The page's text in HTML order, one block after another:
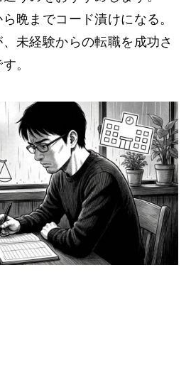
晩までコード漬けになる。
未経験からの転職を成功さ
。